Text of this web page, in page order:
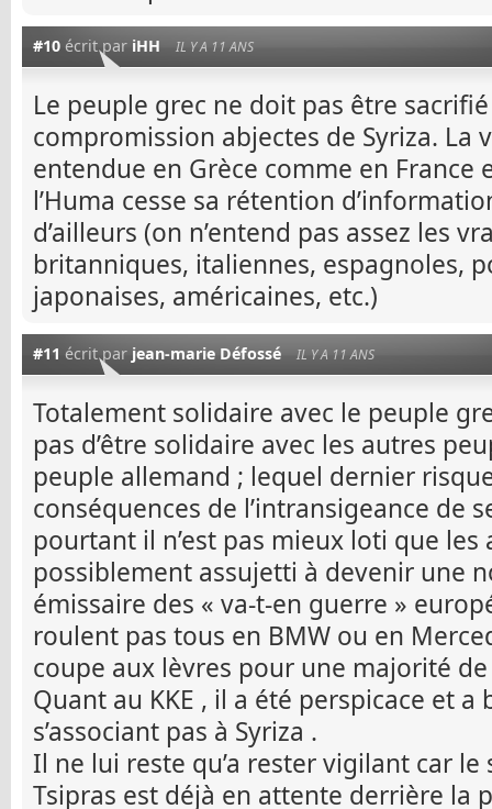
#10 écrit par iHH IL Y A 11 ANS
Le peuple grec ne doit pas être sacrifié
compromission abjectes de Syriza. La
entendue en Grèce comme en France
l’Huma cesse sa rétention
d’ailleurs (on n’entend pas assez les
britanniques, italiennes, espagnoles,
japonaises, américaines, etc.)
#11 écrit par jean-marie Défossé IL Y A 11 ANS
Totalement solidaire avec le peuple
pas d’être solidaire avec les autres
peuple allemand ; lequel dernier
conséquences de l’intransigeance de
pourtant il n’est pas mieux loti que
possiblement assujetti à devenir une
émissaire des « va-t-en guerre »
roulent pas tous en BMW ou en
coupe aux lèvres pour une majorité
Quant au KKE , il a été perspicace et
s’associant pas à Syriza .
Il ne lui reste qu’a rester vigilant car le
Tsipras est déjà en attente derrière la